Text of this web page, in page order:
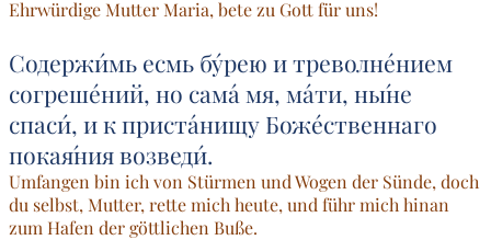
Ehrwürdige Mutter Maria, bete zu Gott für uns!
Содержи́мь есмь бу́рею и треволне́нием
согреше́ний, но сама́ мя, ма́ти, ны́не
спаси́, и к приста́нищу Боже́ственнаго
покая́ния возведи́.
Umfangen bin ich von Stürmen und Wogen der Sünde, doch
du selbst, Mutter, rette mich heute, und führ mich hinan
zum Hafen der göttlichen Buße.